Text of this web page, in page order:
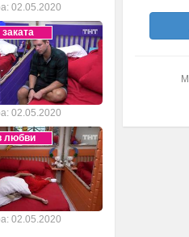
02.05.2020
02.05.2020
любви
02.05.2020